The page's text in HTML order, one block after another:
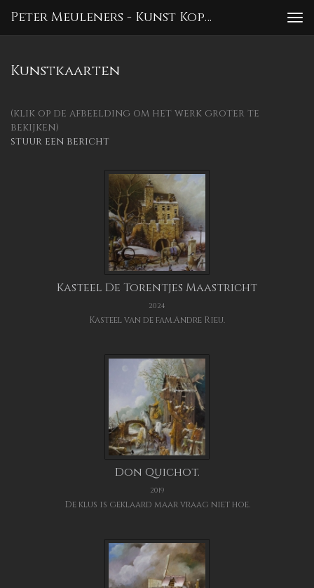
Peter Meuleners - Kunst Kopen
Kunstkaarten
(klik op de afbeelding om het werk groter te
bekijken)
stuur een bericht
Kasteel De Torentjes Maastricht
2024
Kasteel van de fam.Andre Rieu.
Don Quichot.
2019
De klus is geklaard maar vraag niet hoe.